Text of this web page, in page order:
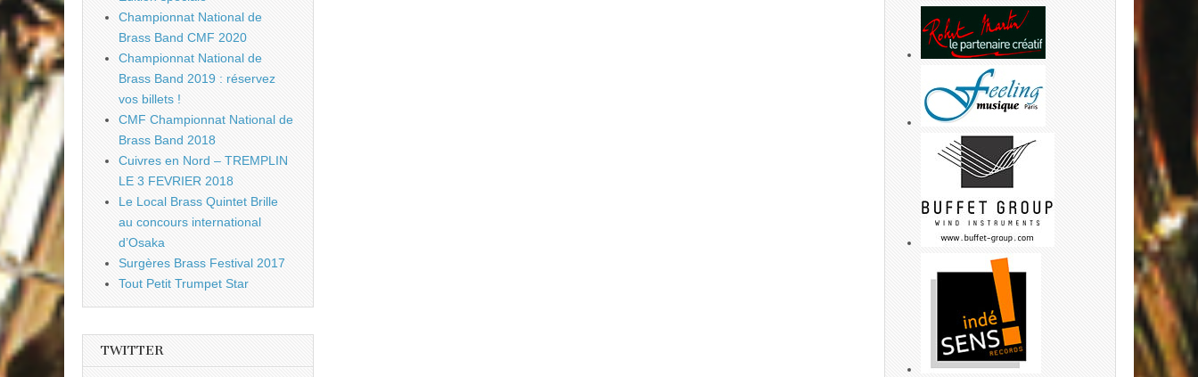
Championnat National de
Brass Band CMF 2020
Championnat National de
Brass Band 2019 : réservez
vos billets !
CMF Championnat National de
Brass Band 2018
Cuivres en Nord – TREMPLIN
LE 3 FEVRIER 2018
Le Local Brass Quintet Brille
au concours international
d’Osaka
Surgères Brass Festival 2017
Tout Petit Trumpet Star
TWITTER